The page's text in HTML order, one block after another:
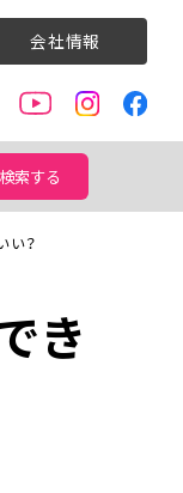
会社情報
検索する
い？
き